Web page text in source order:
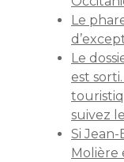
Le
Le
est
suivez
Si
Molière